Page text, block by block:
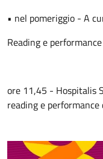
• nel pomeriggio - A
Reading e
ore 11,45 - Hospitalis
reading e